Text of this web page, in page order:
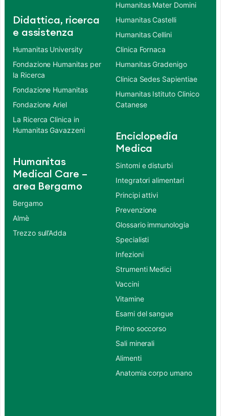
Didattica, ricerca
e assistenza
Humanitas University
Fondazione Humanitas per
la Ricerca
Fondazione Humanitas
Fondazione Ariel
La Ricerca Clinica in
Humanitas Gavazzeni
Humanitas
Medical Care –
area Bergamo
Bergamo
Almè
Trezzo sull’Adda
Humanitas Mater Domini
Humanitas Castelli
Humanitas Cellini
Clinica Fornaca
Humanitas Gradenigo
Clinica Sedes Sapientiae
Humanitas Istituto Clinico
Catanese
Enciclopedia
Medica
Sintomi e disturbi
Integratori alimentari
Principi attivi
Prevenzione
Glossario immunologia
Specialisti
Infezioni
Strumenti Medici
Vaccini
Vitamine
Esami del sangue
Primo soccorso
Sali minerali
Alimenti
Anatomia corpo umano